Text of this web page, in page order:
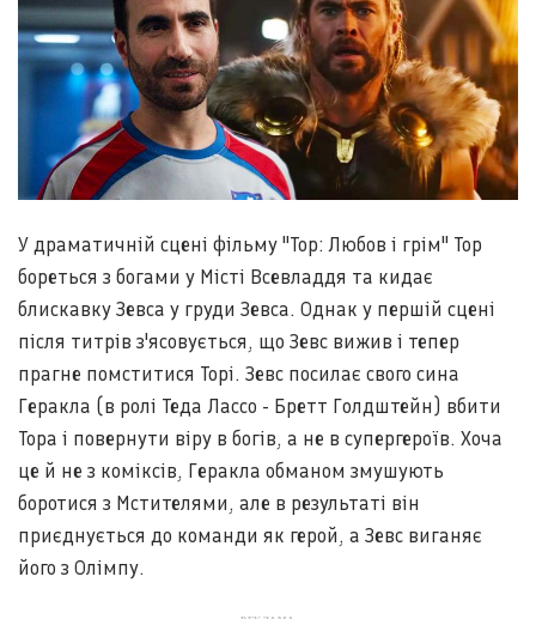
У драматичній сцені фільму "Тор: Любов і грім" Тор
бореться з богами у Місті Всевладдя та кидає
блискавку Зевса у груди Зевса. Однак у першій сцені
після титрів з'ясовується, що Зевс вижив і тепер
прагне помститися Торі. Зевс посилає свого сина
Геракла (в ролі Теда Лассо - Бретт Голдштейн) вбити
Тора і повернути віру в богів, а не в супергероїв. Хоча
це й не з коміксів, Геракла обманом змушують
боротися з Мстителями, але в результаті він
приєднується до команди як герой, а Зевс виганяє
його з Олімпу.